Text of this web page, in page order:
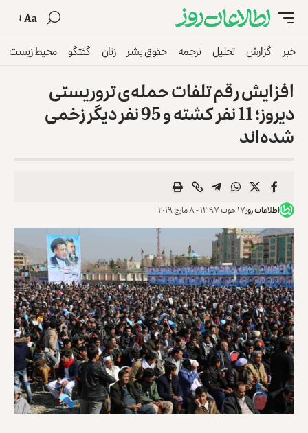
Aa
خبر گزارش تحلیل ترجمه حقوق بشر زنان گفتگو محیط زیست
افزایش رقم تلفات حمله‌ی تروریستی
دیروز؛ 11 نفر کشته و 95 نفر دیگر زخمی
شده‌اند
اطلاعات روز۱۷ حوت ۱۳۹۷ - ۸ مارچ ۲۰۱۹